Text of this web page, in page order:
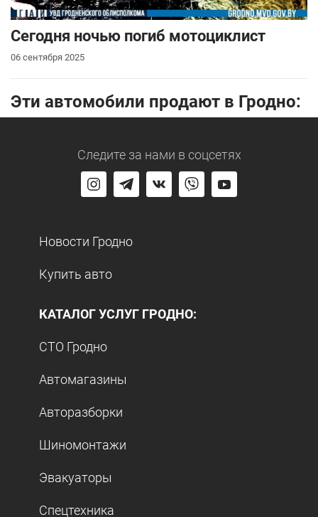
Сегодня ночью погиб мотоциклист
06 сентября 2025
Эти автомобили продают в Гродно:
Следите за нами в соцсетях
Новости Гродно
Купить авто
КАТАЛОГ УСЛУГ ГРОДНО:
СТО Гродно
Автомагазины
Авторазборки
Шиномонтажи
Эвакуаторы
Спецтехника